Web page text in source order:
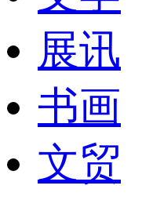
展讯
书画
文贸